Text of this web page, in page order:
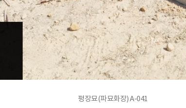
평장묘(파묘화장) A-041